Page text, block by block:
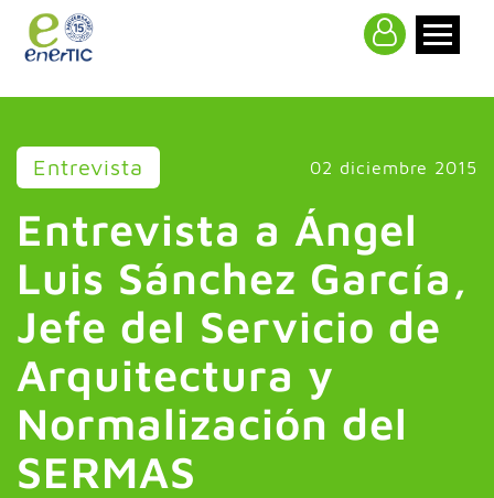
Entrevista 02 diciembre 2015
Entrevista a Ángel
Luis Sánchez García,
Jefe del Servicio de
Arquitectura y
Normalización del
SERMAS